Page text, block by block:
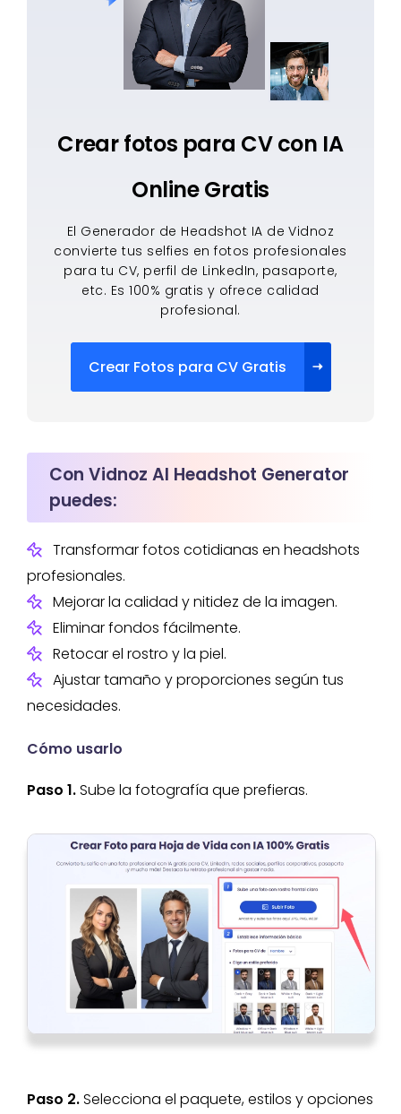
Crear fotos para CV con IA
Online Gratis
El Generador de Headshot IA de Vidnoz
convierte tus selfies en fotos profesionales
para tu CV, perfil de LinkedIn, pasaporte,
etc. Es 100% gratis y ofrece calidad
profesional.
Crear Fotos para CV Gratis
Con Vidnoz AI Headshot Generator
puedes:
Transformar fotos cotidianas en headshots
profesionales.
Mejorar la calidad y nitidez de la imagen.
Eliminar fondos fácilmente.
Retocar el rostro y la piel.
Ajustar tamaño y proporciones según tus
necesidades.
Cómo usarlo
Paso 1.Sube la fotografía que prefieras.
Paso 2.Selecciona el paquete, estilos y opciones